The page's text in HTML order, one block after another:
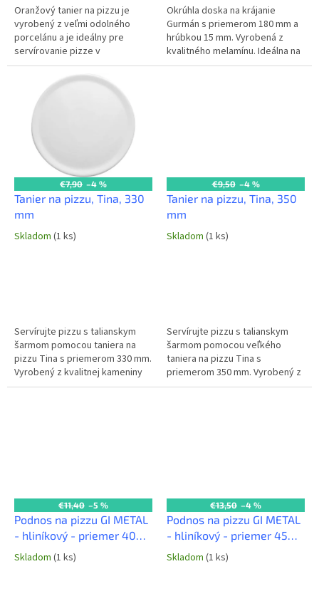
Oranžový tanier na pizzu je
vyrobený z veľmi odolného
porcelánu a je ideálny pre
servírovanie pizze v
reštauráciách a pizzeriách. Je
vhodný do umývačiek riadu aj
mikrovlnných...
Okrúhla doska na krájanie
Gurmán s priemerom 180 mm a
hrúbkou 15 mm. Vyrobená z
kvalitného melamínu. Ideálna na
servírovanie pizze a iných
€7,90 –4 %
Tanier na pizzu, Tina, 330
mm
Skladom (1 ks)
Servírujte pizzu s talianskym
šarmom pomocou taniera na
pizzu Tina s priemerom 330 mm.
Vyrobený z kvalitnej kameniny
alebo porcelánu, je ideálny pre
€9,50 –4 %
Tanier na pizzu, Tina, 350
mm
Skladom (1 ks)
Servírujte pizzu s talianskym
šarmom pomocou veľkého
taniera na pizzu Tina s
priemerom 350 mm. Vyrobený z
kvalitného materiálu
€11,40 –5 %
Podnos na pizzu GI METAL
- hliníkový - priemer 40
cm
Skladom (1 ks)
€13,50 –4 %
Podnos na pizzu GI METAL
- hliníkový - priemer 45
cm
Skladom (1 ks)